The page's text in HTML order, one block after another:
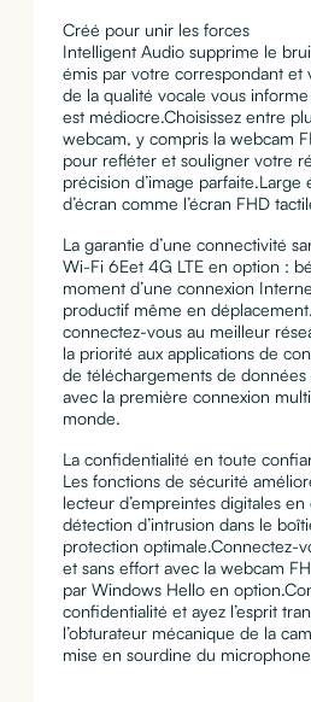
Créé pour unir les forces
Intelligent Audio supprime le
émis par votre correspondant et
de la qualité vocale vous
est médiocre.Choisissez entre
webcam, y compris la webcam
pour refléter et souligner votre
précision d’image parfaite.Large
d’écran comme l’écran FHD
La garantie d’une connectivité
Wi-Fi 6Eet 4G LTE en option :
moment d’une connexion
productif même en
connectez-vous au meilleur
la priorité aux applications de
de téléchargements de
avec la première connexion
monde.
La confidentialité en toute
Les fonctions de sécurité
lecteur d’empreintes digitales
détection d’intrusion dans le
protection optimale.Connectez-
et sans effort avec la webcam
par Windows Hello en
confidentialité et ayez l’esprit
l’obturateur mécanique de la
mise en sourdine du